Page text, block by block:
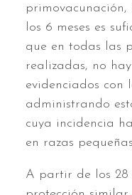
los 6 meses es
que en todas las
realizadas, no
evidenciados con
administrando
cuya incidencia
en razas
A partir de los 28